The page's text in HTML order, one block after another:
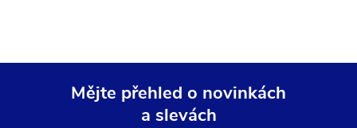
Mějte přehled o novinkách
a slevách